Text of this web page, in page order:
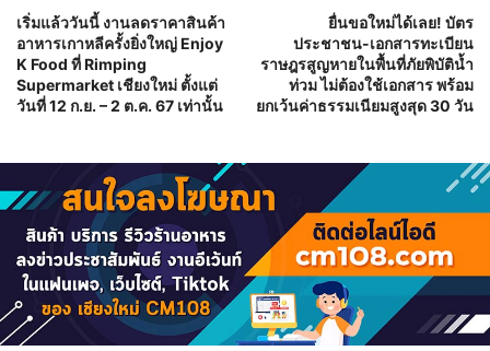
เริ่มแล้ววันนี้ งานลดราคาสินค้า
อาหารเกาหลีครั้งยิ่งใหญ่ Enjoy
K Food ที่ Rimping
Supermarket เชียงใหม่ ตั้งแต่
วันที่ 12 ก.ย. – 2 ต.ค. 67 เท่านั้น
ยื่นขอใหม่ได้เลย! บัตร
ประชาชน-เอกสารทะเบียน
ราษฎรสูญหายในพื้นที่ภัยพิบัติน้ำ
ท่วม ไม่ต้องใช้เอกสาร พร้อม
ยกเว้นค่าธรรมเนียมสูงสุด 30 วัน